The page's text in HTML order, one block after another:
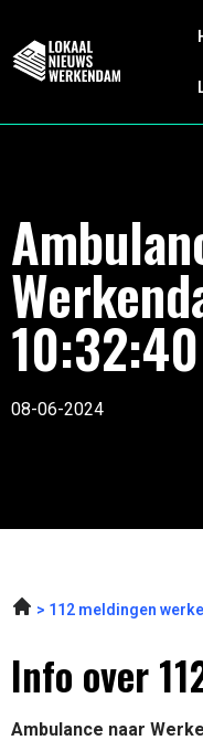
08-06-2024
112 meldingen
Info over
Ambulance naar